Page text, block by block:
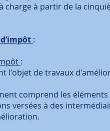
charge à partir de la
:
:
l'objet de travaux
comprend les
versées à des